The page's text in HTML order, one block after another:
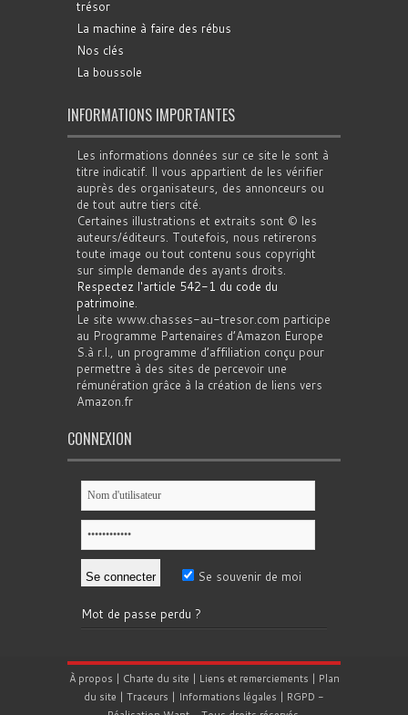
trésor
La machine à faire des rébus
Nos clés
La boussole
INFORMATIONS IMPORTANTES
Les informations données sur ce site le sont à
titre indicatif. Il vous appartient de les vérifier
auprès des organisateurs, des annonceurs ou
de tout autre tiers cité.
Certaines illustrations et extraits sont © les
auteurs/éditeurs. Toutefois, nous retirerons
toute image ou tout contenu sous copyright
sur simple demande des ayants droits.
Respectez l'article 542-1 du code du
patrimoine.
Le site www.chasses-au-tresor.com participe
au Programme Partenaires d’Amazon Europe
S.à r.l., un programme d’affiliation conçu pour
permettre à des sites de percevoir une
rémunération grâce à la création de liens vers
Amazon.fr
CONNEXION
Se souvenir de moi
Mot de passe perdu ?
À propos | Charte du site | Liens et remerciements | Plan
du site | Traceurs | Informations légales | RGPD -